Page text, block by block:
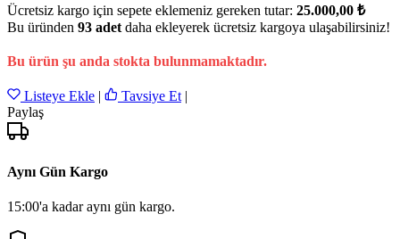
Ücretsiz kargo için sepete eklemeniz gereken tutar: 25.000,00 ₺
Bu üründen 93 adet daha ekleyerek ücretsiz kargoya ulaşabilirsiniz!
Bu ürün şu anda stokta bulunmamaktadır.
Listeye Ekle | Tavsiye Et |
Paylaş
Aynı Gün Kargo
15:00'a kadar aynı gün kargo.